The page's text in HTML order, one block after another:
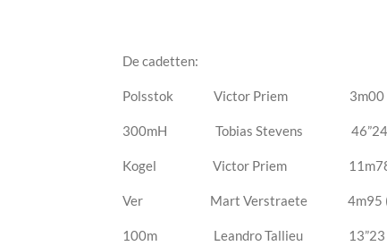
De cadetten:
Polsstok Victor Priem 3m00
300mH Tobias Stevens 46”24 (
Kogel Victor Priem
Ver Mart Verstraete 4m95 (
100m Leandro Tallieu 13”23 (